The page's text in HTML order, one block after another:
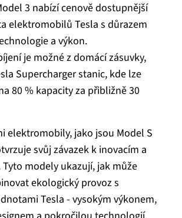
3 nabízí cenově dostupnější
elektromobilů Tesla s důrazem
a výkon.
je možné z domácí zásuvky,
Supercharger stanic, kde lze
80 % kapacity za přibližně 30
elektromobily, jako jsou Model S
svůj závazek k inovacím a
modely ukazují, jak může
ekologický provoz s
Tesla - vysokým výkonem,